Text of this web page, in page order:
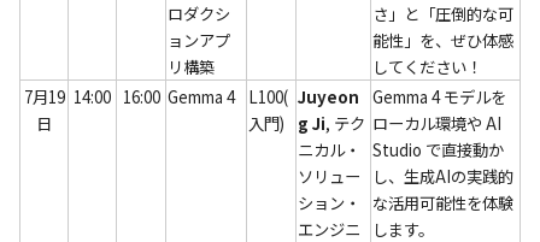
ロダクシ
ョンアプ
リ構築
さ」と「圧倒的な可
能性」を、ぜひ体感
してください！
7月19
日
14:00 16:00 Gemma 4
L100(
入門)
Juyeon
g Ji, テク
ニカル・
ソリュー
ション・
エンジニ
Gemma 4 モデルを
ローカル環境や AI
Studio で直接動か
し、生成AIの実践的
な活用可能性を体験
します。